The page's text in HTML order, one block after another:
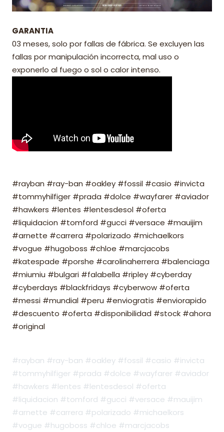
GARANTIA
03 meses, solo por fallas de fábrica. Se excluyen las
fallas por manipulación incorrecta, mal uso o
exponerlo al fuego o sol o calor intenso.
#rayban #ray-ban #oakley #fossil #casio #invicta
#tommyhilfiger #prada #dolce #wayfarer #aviador
#hawkers #lentes #lentesdesol #oferta
#liquidacion #tomford #gucci #versace #mauijim
#arnette #carrera #polarizado #michaelkors
#vogue #hugoboss #chloe #marcjacobs
#katespade #porshe #carolinaherrera #balenciaga
#miumiu #bulgari #falabella #ripley #cyberday
#cyberdays #blackfridays #cyberwow #oferta
#messi #mundial #peru #enviogratis #enviorapido
#descuento #oferta #disponibilidad #stock #ahora
#original
#rayban #ray-ban #oakley #fossil #casio #invicta
#tommyhilfiger #prada #dolce #wayfarer #aviador
#hawkers #lentes #lentesdesol #oferta
#liquidacion #tomford #gucci #versace #mauijim
#arnette #carrera #polarizado #michaelkors
#vogue #hugoboss #chloe #marcjacobs